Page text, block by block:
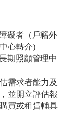
礙者（戶籍外
心轉介)
期照顧管理中
需求者能力及
並開立評估報
買或租賃輔具